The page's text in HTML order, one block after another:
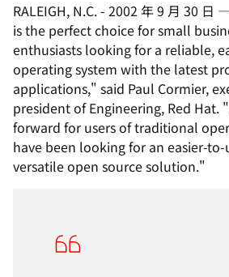
RALEIGH, N.C.- 2002 年 9 月 30 日 —
is the perfect choice for small
enthusiasts looking for a reliable,
operating system with the latest
applications," said Paul Cormier,
president of Engineering, Red Hat.
forward for users of traditional
have been looking for an easier-to-
versatile open source solution."